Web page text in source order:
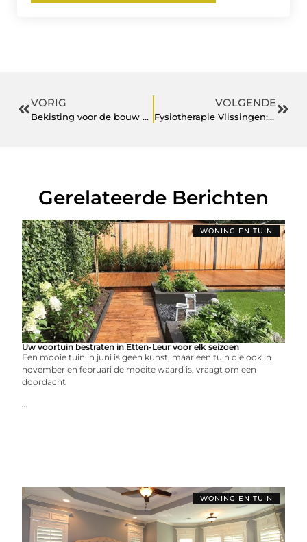
VORIG
Bekisting voor de bouw en veilig werken op de bouwplaats
VOLGENDE
Fysiotherapie Vlissingen: gericht werken aan herstel en beter bewegen
Gerelateerde Berichten
WONING EN TUIN
Uw voortuin bestraten in Etten-Leur voor elk seizoen
Een mooie tuin in juni is geen kunst, maar een tuin die ook in
november en februari de moeite waard is, vraagt om een
doordacht
...
WONING EN TUIN